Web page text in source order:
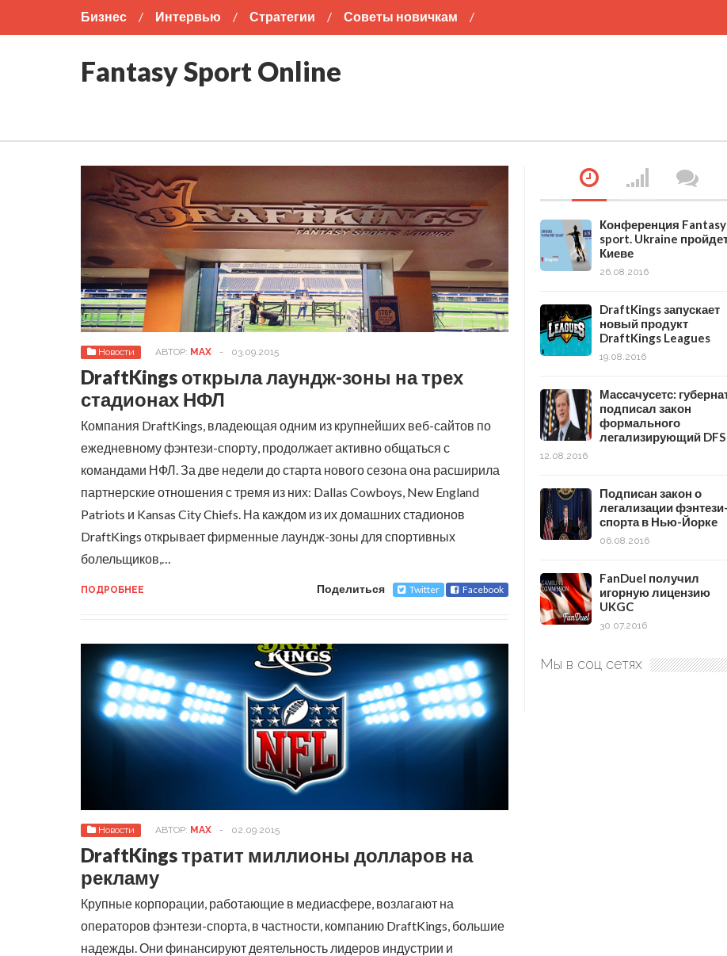
Бизнес Интервью Стратегии
Советы новичкам
Американский футбол
Бокс Футбол Хоккей Баскетбол
Fantasy Sport Online
Новости АВТОР: MAX - 03.09.2015
DraftKings открыла лаундж-зоны на трех
стадионах НФЛ
Компания DraftKings, владеющая одним из крупнейших веб-сайтов по
ежедневному фэнтези-спорту, продолжает активно общаться с
командами НФЛ. За две недели до старта нового сезона она расширила
партнерские отношения с тремя из них: Dallas Cowboys, New England
Patriots и Kansas City Chiefs. На каждом из их домашних стадионов
DraftKings открывает фирменные лаундж-зоны для спортивных
болельщиков,…
ПОДРОБНЕЕ Поделиться Twitter Facebook
Новости АВТОР: MAX - 02.09.2015
DraftKings тратит миллионы долларов на
рекламу
Крупные корпорации, работающие в медиасфере, возлагают на
операторов фэнтези-спорта, в частности, компанию DraftKings, большие
надежды. Они финансируют деятельность лидеров индустрии и
Конференция Fantasy
sport. Ukraine
Киеве
26.08.2016
DraftKings запускает
новый продукт
DraftKings Leagues
19.08.2016
Массачусетс:
подписал закон
формального
легализирующий DFS
12.08.2016
Подписан закон о
легализации фэнтези-
спорта в Нью-Йорке
06.08.2016
FanDuel получил
игорную лицензию
UKGC
30.07.2016
Мы в соц сетях